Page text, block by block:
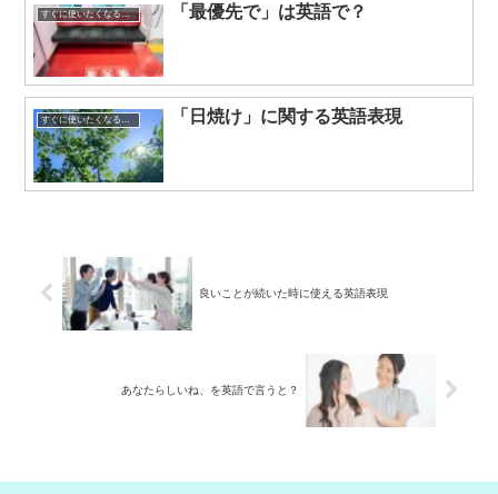
すぐに使いたくなる英語表現 「最優先で」は英語で？
すぐに使いたくなる英語表現 「日焼け」に関する英語表現
良いことが続いた時に使える英語表現
あなたらしいね、を英語で言うと？